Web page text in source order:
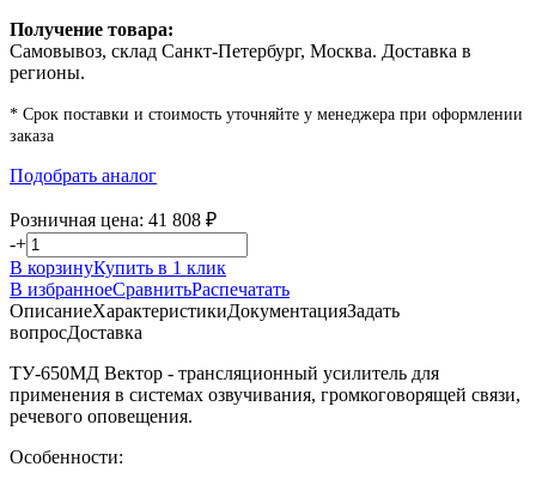
Получение товара:
Самовывоз, склад Санкт-Петербург, Москва. Доставка в
регионы.
* Срок поставки и стоимость уточняйте у менеджера при оформлении
заказа
Подобрать аналог
Розничная цена: 41 808 ₽
-+
В корзинуКупить в 1 клик
В избранноеСравнитьРаспечатать
ОписаниеХарактеристикиДокументацияЗадать
вопросДоставка
ТУ-650МД Вектор - трансляционный усилитель для
применения в системах озвучивания, громкоговорящей связи,
речевого оповещения.
Особенности: